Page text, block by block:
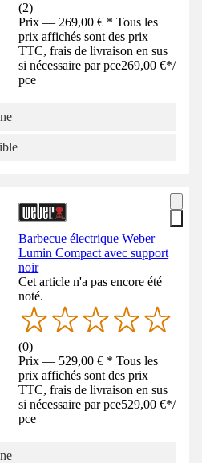
(2)
Prix — 269,00 € * Tous les
prix affichés sont des prix
TTC, frais de livraison en sus
si nécessaire par pce269,00 €*/
pce
Barbecue électrique Weber
Lumin Compact avec support
noir
Cet article n'a pas encore été
noté.
(0)
Prix — 529,00 € * Tous les
prix affichés sont des prix
TTC, frais de livraison en sus
si nécessaire par pce529,00 €*/
pce